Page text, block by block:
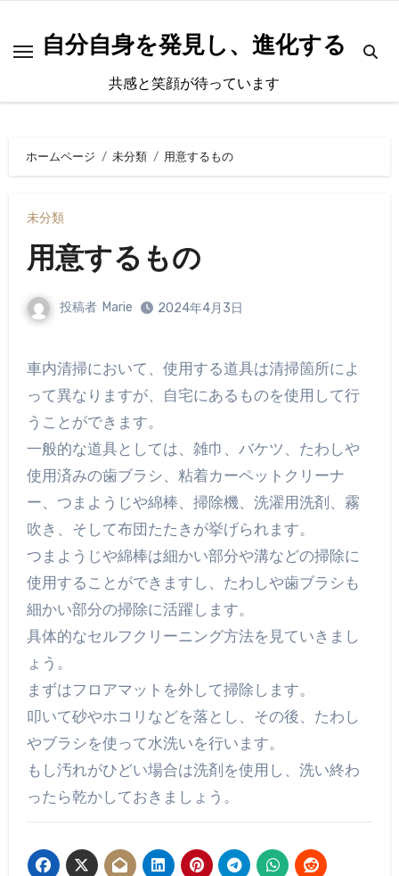
自分自身を発見し、進化する
共感と笑顔が待っています
ホームページ 未分類 用意するもの
未分類
用意するもの
投稿者 Marie 2024年4月3日
車内清掃において、使用する道具は清掃箇所によ
って異なりますが、自宅にあるものを使用して行
うことができます。
一般的な道具としては、雑巾、バケツ、たわしや
使用済みの歯ブラシ、粘着カーペットクリーナ
ー、つまようじや綿棒、掃除機、洗濯用洗剤、霧
吹き、そして布団たたきが挙げられます。
つまようじや綿棒は細かい部分や溝などの掃除に
使用することができますし、たわしや歯ブラシも
細かい部分の掃除に活躍します。
具体的なセルフクリーニング方法を見ていきまし
ょう。
まずはフロアマットを外して掃除します。
叩いて砂やホコリなどを落とし、その後、たわし
やブラシを使って水洗いを行います。
もし汚れがひどい場合は洗剤を使用し、洗い終わ
ったら乾かしておきましょう。